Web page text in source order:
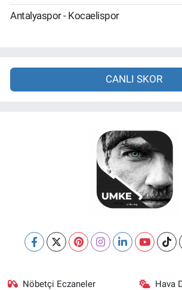
Antalyaspor - Kocaelispor
CANLI SKOR
Nöbetçi Eczaneler Hava